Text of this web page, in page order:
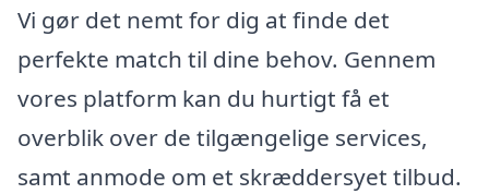
Vi gør det nemt for dig at finde det
perfekte match til dine behov. Gennem
vores platform kan du hurtigt få et
overblik over de tilgængelige services,
samt anmode om et skræddersyet tilbud.